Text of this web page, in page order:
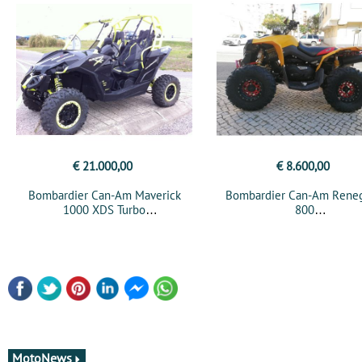
€ 21.000,00
Bombardier Can-Am Maverick
1000 XDS Turbo
€ 8.600,00
Bombardier Can-Am
800
MotoNews